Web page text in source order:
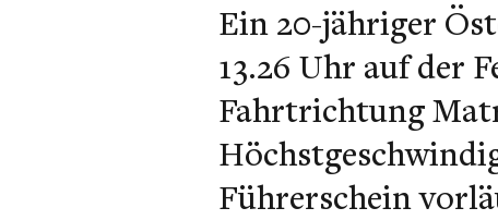
Ein 20-jähriger
13.26 Uhr auf der
Fahrtrichtung
Führerschein